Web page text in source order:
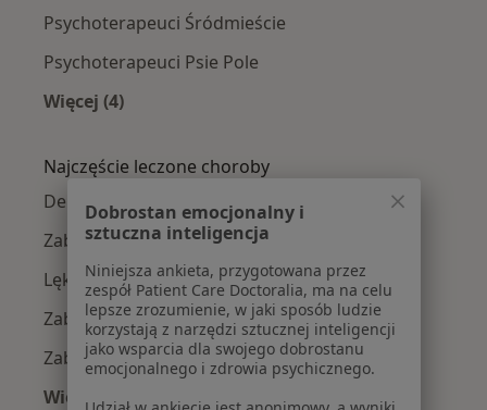
Psychoterapeuci Śródmieście
Psychoterapeuci Psie Pole
Więcej (4)
Najczęście leczone choroby
Depresja w Wrocławiu
Zaburzenia lękowe w Wrocławiu
Lęki w Wrocławiu
Zaburzenia nastroju w Wrocławiu
Zaburzenia emocjonalne w Wrocławiu
Więcej (15)
Dobrostan emocjonalny i
sztuczna inteligencja
Niniejsza ankieta, przygotowana przez
zespół Patient Care Doctoralia, ma na celu
lepsze zrozumienie, w jaki sposób ludzie
korzystają z narzędzi sztucznej inteligencji
jako wsparcia dla swojego dobrostanu
emocjonalnego i zdrowia psychicznego.